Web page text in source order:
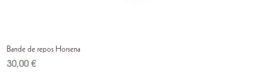
Bande de repos Horsena
30,00€